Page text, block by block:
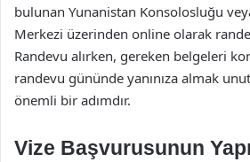
bulunan Yunanistan Konsolosluğu
Merkezi üzerinden online olarak
Randevu alırken, gereken belgeleri
randevu gününde yanınıza almak
önemli bir adımdır.
Vize Başvurusunun